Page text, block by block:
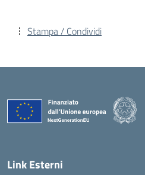
Stampa / Condividi
Link Esterni